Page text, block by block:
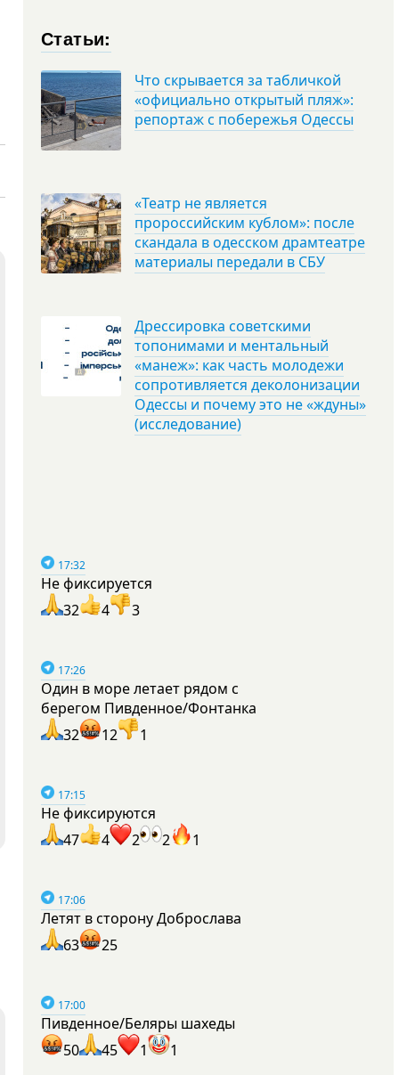
Статьи:
Что скрывается за табличкой
«официально открытый пляж»:
репортаж с побережья Одессы
«Театр не является
пророссийским кублом»: после
скандала в одесском драмтеатре
материалы передали в СБУ
Дрессировка советскими
топонимами и ментальный
«манеж»: как часть молодежи
сопротивляется деколонизации
Одессы и почему это не «ждуны»
(исследование)
17:32
Не фиксируется
32
4 3
17:26
Один в море летает рядом с
берегом Пивденное/Фонтанка
32
12 1
17:15
Не фиксируются
47
4 2 2 1
17:06
Летят в сторону Доброслава
63
25
17:00
Пивденное/Беляры шахеды
50
45 1 1